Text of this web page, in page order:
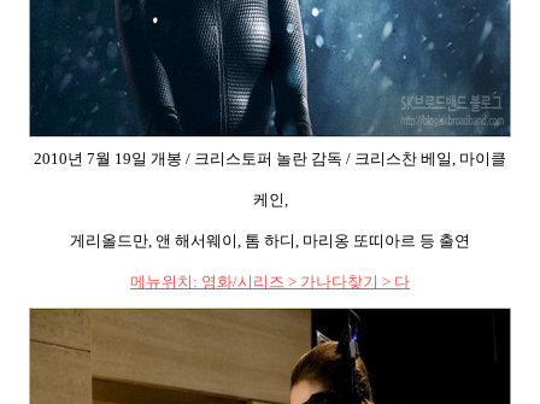
2010년 7월 19일 개봉 / 크리스토퍼 놀란 감독 / 크리스찬 베일, 마이클
케인,
게리올드만, 앤 해서웨이, 톰 하디, 마리옹 또띠아르 등 출연
메뉴위치 : 영화/시리즈 > 가나다찾기 > 다